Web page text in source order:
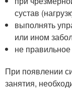
сустав
выполнять
или ином
не
При появлении
занятия,